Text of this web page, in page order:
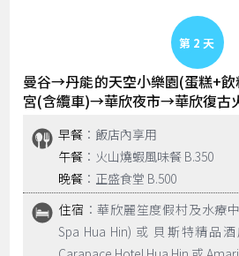
Day 2
曼谷→丹能的天空小樂園(蛋糕+
宮(含纜車)→華欣夜市→華欣復古
早餐 ：飯店內享用
午餐 ：火山燒蝦風味餐 B.350
晚餐 ：正盛食堂 B.500
住宿 ：華欣麗笙度假村及水療
Spa Hua Hin) 或 貝斯特精品酒